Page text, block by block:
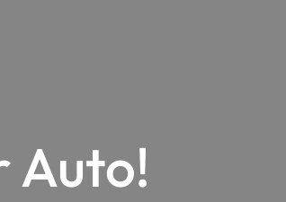
Auto!